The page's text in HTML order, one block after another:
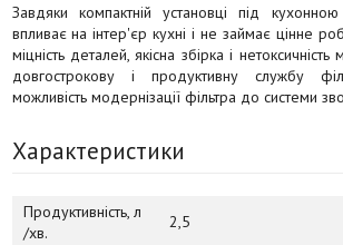
Завдяки компактній установці під
впливає на інтер'єр кухні і не займає цінне
міцність деталей, якісна збірка і нетоксичність
довгострокову і продуктивну службу
можливість модернізації фільтра до системи
Характеристики
Продуктивність, л
/хв.
2,5